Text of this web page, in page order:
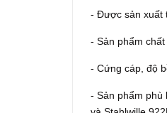
- Được sản xuất
- Sản phẩm
- Cứng cáp, độ
- Sản phẩm phù